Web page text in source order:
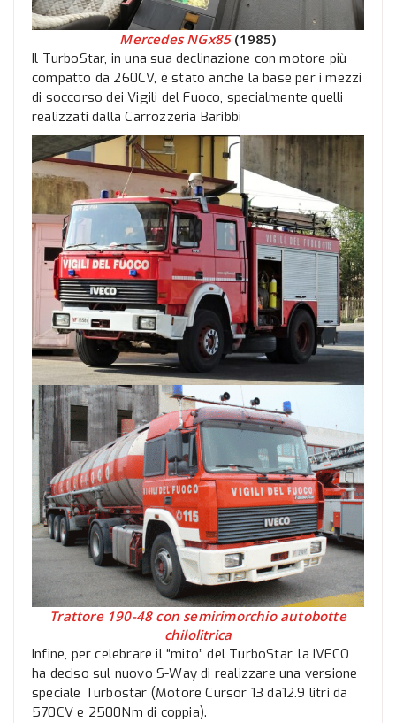
Mercedes NGx85(1985)
Il TurboStar, in una sua declinazione con motore più
compatto da 260CV, è stato anche la base per i mezzi
di soccorso dei Vigili del Fuoco, specialmente quelli
realizzati dalla Carrozzeria Baribbi
Trattore 190-48 con semirimorchio autobotte
chilolitrica
Infine, per celebrare il “mito” del TurboStar, la IVECO
ha deciso sul nuovo S-Way di realizzare una versione
speciale Turbostar (Motore Cursor 13 da12.9 litri da
570CV e 2500Nm di coppia).